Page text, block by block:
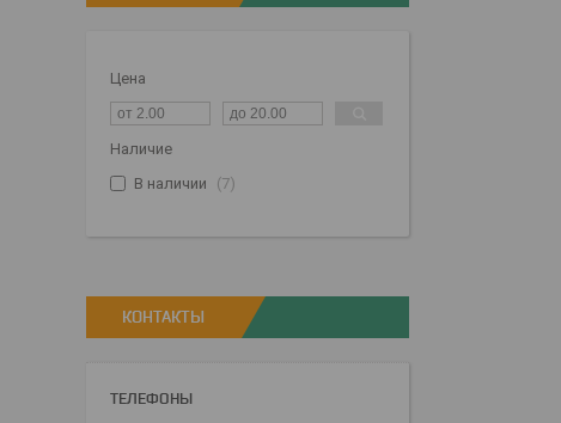
Цена
Наличие
В наличии
7
КОНТАКТЫ